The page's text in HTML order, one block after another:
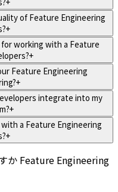
of Feature Engineering
+
working with a Feature
+
Feature Engineering
+
integrate into my
+
a Feature Engineering
+
か Feature Engineering